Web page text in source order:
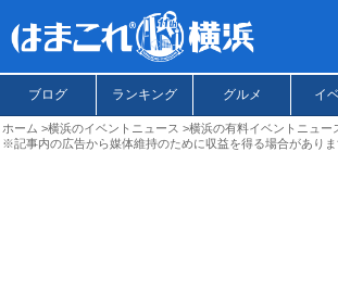
ブログ ランキング グルメ イ
ホーム 横浜のイベントニュース
横浜の有料イベントニュー
※記事内の広告から媒体維持のために収益を得る場合がありま